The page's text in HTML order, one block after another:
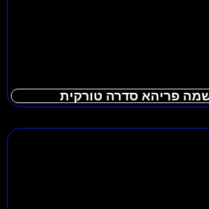
פריהא סדרה טורקית